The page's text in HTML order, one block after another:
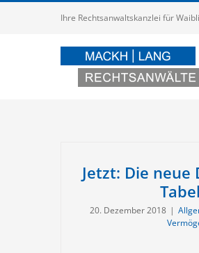
Ihre Rechtsanwaltskanzlei für
Jetzt: Die
20. Dezember 2018 |